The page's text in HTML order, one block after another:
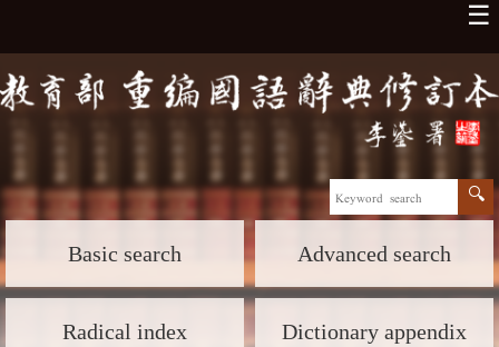
☰
Basic search Advanced search
Radical index Dictionary appendix